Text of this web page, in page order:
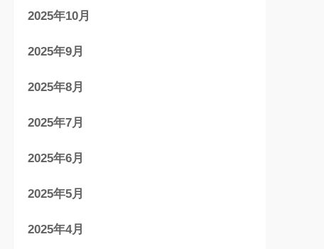
2025年10月
2025年9月
2025年8月
2025年7月
2025年6月
2025年5月
2025年4月